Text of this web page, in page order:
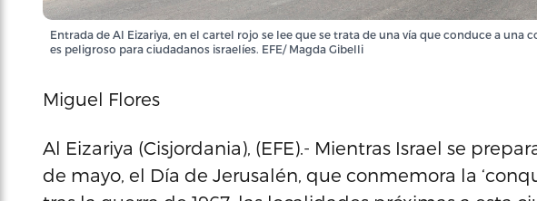
Entrada de Al Eizariya, en el cartel rojo se lee que se trata de una vía que conduce a una
es peligroso para ciudadanos israelíes. EFE/ Magda Gibelli
Miguel Flores
Al Eizariya (Cisjordania), (EFE).- Mientras Israel se
de mayo, el Día de Jerusalén, que conmemora la